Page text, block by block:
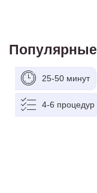
Популярные
25-50 минут
4-6 процедур